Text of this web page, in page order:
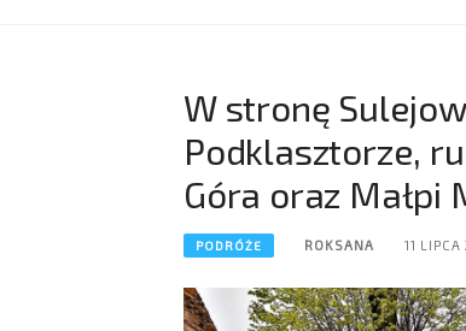
W stronę
Podklasztorze,
Góra oraz Małpi
PODRÓŻE ROKSANA 11